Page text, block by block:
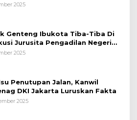
2025
Genteng Ibukota Tiba-Tiba Di
Jurusita Pengadilan Negeri
Diduga Cacat Hukum Sejak
2025
Penutupan Jalan, Kanwil
DKI Jakarta Luruskan Fakta
2025